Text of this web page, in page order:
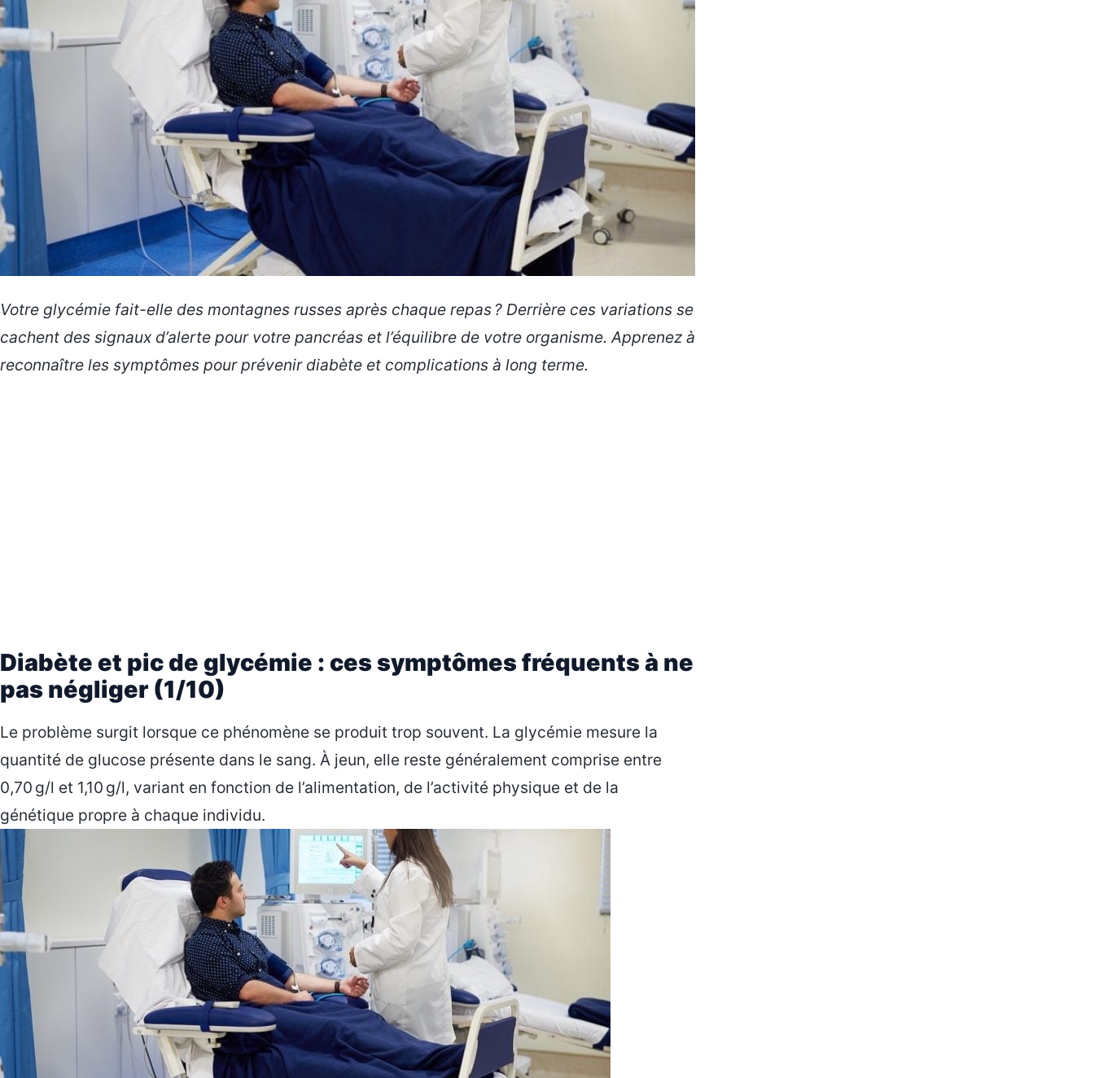
Votre glycémie fait-elle des montagnes russes après chaque repas ? Derrière ces variations se
cachent des signaux d’alerte pour votre pancréas et l’équilibre de votre organisme. Apprenez à
reconnaître les symptômes pour prévenir diabète et complications à long terme.
Diabète et pic de glycémie : ces symptômes fréquents à ne
pas négliger (1/10)
Le problème surgit lorsque ce phénomène se produit trop souvent. La glycémie mesure la
quantité de glucose présente dans le sang. À jeun, elle reste généralement comprise entre
0,70 g/l et 1,10 g/l, variant en fonction de l’alimentation, de l’activité physique et de la
génétique propre à chaque individu.